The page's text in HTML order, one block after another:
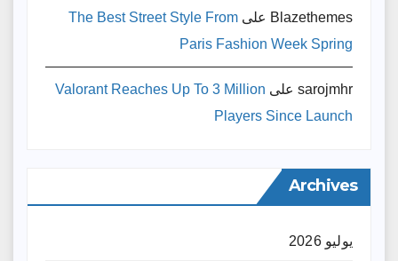
Blazethemes على The Best Street Style From
Paris Fashion Week Spring
sarojmhr على Valorant Reaches Up To 3 Million
Players Since Launch
Archives
يوليو 2026